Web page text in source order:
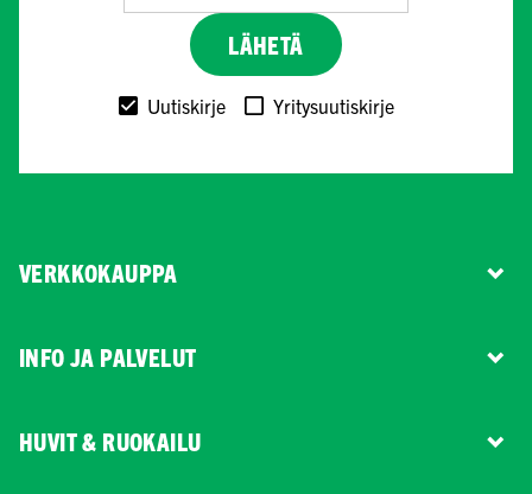
LÄHETÄ
Uutiskirje Yritysuutiskirje
VERKKOKAUPPA
INFO JA PALVELUT
HUVIT & RUOKAILU